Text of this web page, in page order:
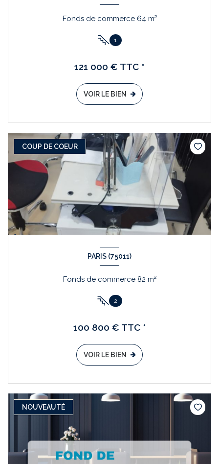
Fonds de commerce 64 m²
1
121 000 € TTC *
VOIR LE BIEN
COUP DE COEUR
PARIS (75011)
Fonds de commerce 82 m²
2
100 800 € TTC *
VOIR LE BIEN
NOUVEAUTÉ